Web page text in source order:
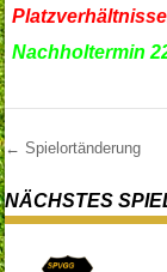
Nachholtermin
Post
← Spielortänderung
NÄCHSTES